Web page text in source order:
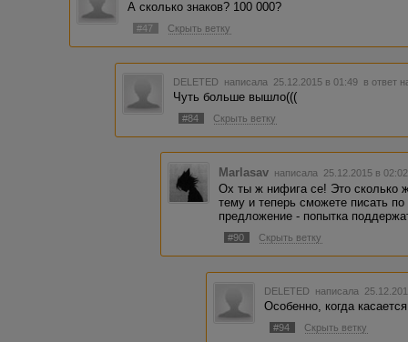
А сколько знаков? 100 000?
#47 Скрыть ветку
DELETED написала 25.12.2015 в 01:49 в ответ
Чуть больше вышло(((
#84 Скрыть ветку
Marlasav написала 25.12.2015 в
Ох ты ж нифига се! Это сколько
тему и теперь сможете писать
предложение - попытка
#90 Скрыть ветку
DELETED написала
Особенно, когда
#94 Скрыть ветку